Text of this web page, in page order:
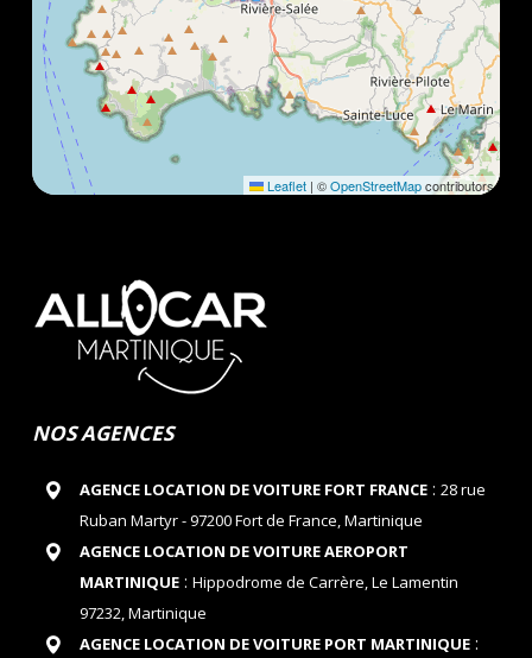
Leaflet | ©OpenStreetMapcontributors
NOS AGENCES
AGENCE LOCATION DE VOITURE FORT FRANCE: 28 rue
Ruban Martyr - 97200 Fort de France, Martinique
AGENCE LOCATION DE VOITURE AEROPORT
MARTINIQUE: Hippodrome de Carrère, Le Lamentin
97232, Martinique
AGENCE LOCATION DE VOITURE PORT MARTINIQUE: